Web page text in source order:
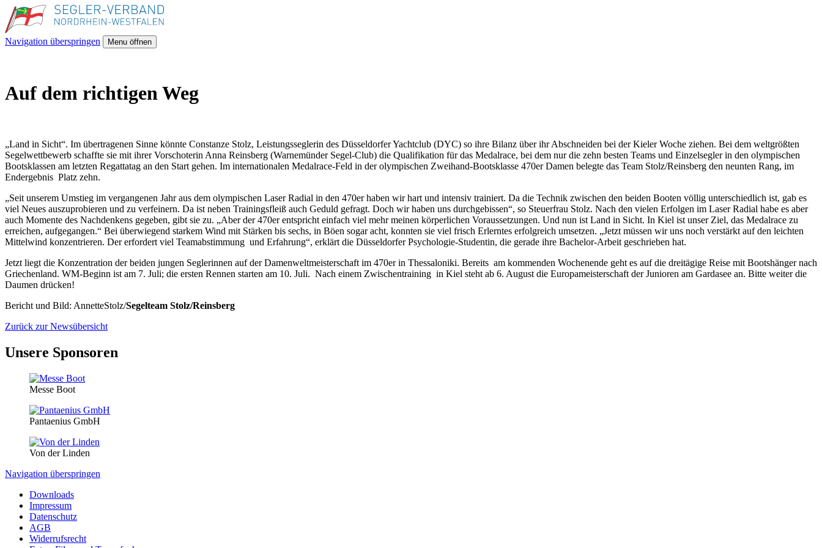
Navigation überspringen Menu öffnen
Auf dem richtigen Weg
„Land in Sicht“. Im übertragenen Sinne könnte Constanze Stolz, Leistungsseglerin des Düsseldorfer Yachtclub (DYC) so ihre Bilanz über ihr Abschneiden bei der Kieler Woche ziehen. Bei dem weltgrößten
Segelwettbewerb schaffte sie mit ihrer Vorschoterin Anna Reinsberg (Warnemünder Segel-Club) die Qualifikation für das Medalrace, bei dem nur die zehn besten Teams und Einzelsegler in den olympischen
Bootsklassen am letzten Regattatag an den Start gehen. Im internationalen Medalrace-Feld in der olympischen Zweihand-Bootsklasse 470er Damen belegte das Team Stolz/Reinsberg den neunten Rang, im
Endergebnis Platz zehn.
„Seit unserem Umstieg im vergangenen Jahr aus dem olympischen Laser Radial in den 470er haben wir hart und intensiv trainiert. Da die Technik zwischen den beiden Booten völlig unterschiedlich ist, gab es
viel Neues auszuprobieren und zu verfeinern. Da ist neben Trainingsfleiß auch Geduld gefragt. Doch wir haben uns durchgebissen“, so Steuerfrau Stolz. Nach den vielen Erfolgen im Laser Radial habe es aber
auch Momente des Nachdenkens gegeben, gibt sie zu. „Aber der 470er entspricht einfach viel mehr meinen körperlichen Voraussetzungen. Und nun ist Land in Sicht. In Kiel ist unser Ziel, das Medalrace zu
erreichen, aufgegangen.“ Bei überwiegend starkem Wind mit Stärken bis sechs, in Böen sogar acht, konnten sie viel frisch Erlerntes erfolgreich umsetzen. „Jetzt müssen wir uns noch verstärkt auf den leichten
Mittelwind konzentrieren. Der erfordert viel Teamabstimmung und Erfahrung“, erklärt die Düsseldorfer Psychologie-Studentin, die gerade ihre Bachelor-Arbeit geschrieben hat.
Jetzt liegt die Konzentration der beiden jungen Seglerinnen auf der Damenweltmeisterschaft im 470er in Thessaloniki. Bereits am kommenden Wochenende geht es auf die dreitägige Reise mit Bootshänger nach
Griechenland. WM-Beginn ist am 7. Juli; die ersten Rennen starten am 10. Juli. Nach einem Zwischentraining in Kiel steht ab 6. August die Europameisterschaft der Junioren am Gardasee an. Bitte weiter die
Daumen drücken!
Bericht und Bild: AnnetteStolz/Segelteam Stolz/Reinsberg
Zurück zur Newsübersicht
Unsere Sponsoren
Messe Boot
Pantaenius GmbH
Von der Linden
Navigation überspringen
Downloads
Impressum
Datenschutz
AGB
Widerrufsrecht